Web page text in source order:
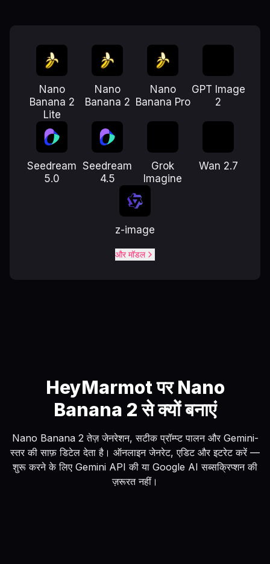
Nano
Banana 2
Lite
Nano
Banana 2
Nano
Banana Pro
GPT Image
2
Seedream
5.0
Seedream
4.5
Grok
Imagine
Wan 2.7
z-image
और मॉडल
HeyMarmot पर Nano
Banana 2 से क्यों बनाएं
Nano Banana 2 तेज़ जेनरेशन, सटीक प्रॉम्प्ट पालन और Gemini-
स्तर की साफ़ डिटेल देता है। ऑनलाइन जेनरेट, एडिट और इटरेट करें —
शुरू करने के लिए Gemini API की या Google AI सब्सक्रिप्शन की
ज़रूरत नहीं।